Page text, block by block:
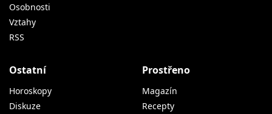
Osobnosti
Vztahy
RSS
Ostatní
Horoskopy
Diskuze
Prostřeno
Magazín
Recepty